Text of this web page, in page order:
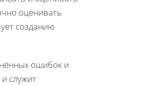
оценивать
созданию
ошибок и
служит